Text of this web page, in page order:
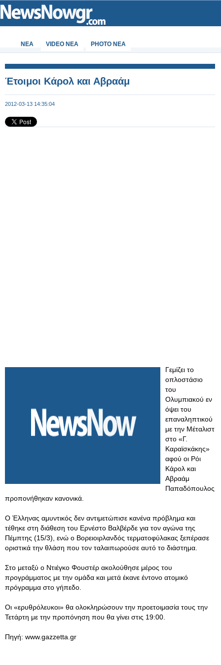
ΝΕΑ VIDEO NEA PHOTO NEA
Έτοιμοι Κάρολ και Αβραάμ
2012-03-13 14:35:04
Γεμίζει το
οπλοστάσιο
του
Ολυμπιακού εν
όψει του
επαναληπτικού
με την Μέταλιστ
στο «Γ.
Καραϊσκάκης»
αφού οι Ρόι
Κάρολ και
Αβραάμ
Παπαδόπουλος
προπονήθηκαν κανονικά.
Ο Έλληνας αμυντικός δεν αντιμετώπισε κανένα πρόβλημα και
τέθηκε στη διάθεση του Ερνέστο Βαλβέρδε για τον αγώνα της
Πέμπτης (15/3), ενώ ο Βορειοιρλανδός τερματοφύλακας ξεπέρασε
οριστικά την θλάση που τον ταλαιπωρούσε αυτό το διάστημα.
Στο μεταξύ ο Ντιέγκο Φουστέρ ακολούθησε μέρος του
προγράμματος με την ομάδα και μετά έκανε έντονο ατομικό
πρόγραμμα στο γήπεδο.
Οι «ερυθρόλευκοι» θα ολοκληρώσουν την προετοιμασία τους την
Τετάρτη με την προπόνηση που θα γίνει στις 19:00.
Πηγή: www.gazzetta.gr